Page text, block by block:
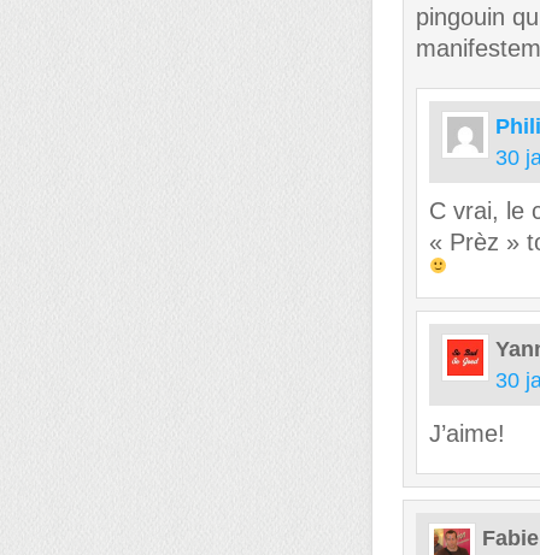
pingouin
30
C vrai, le
« Prèz »
30
J’aime!